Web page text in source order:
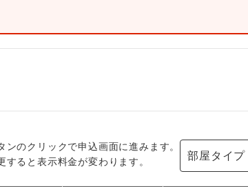
ンのクリックで申込画面に進みます。
すると表示料金が変わります。
部屋タイプ